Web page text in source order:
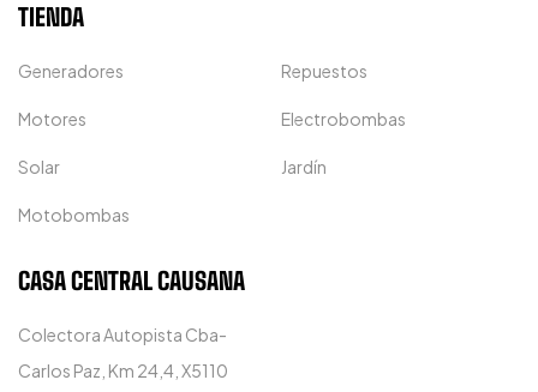
TIENDA
Generadores Repuestos
Motores Electrobombas
Solar Jardín
Motobombas
CASA CENTRAL CAUSANA
Colectora Autopista Cba-
Carlos Paz, Km 24,4, X5110